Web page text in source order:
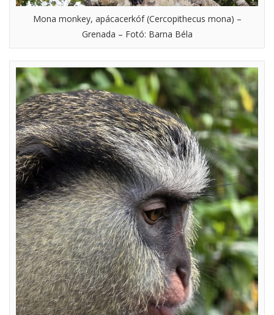
Mona monkey, apácacerkóf (Cercopithecus mona) –
Grenada – Fotó: Barna Béla